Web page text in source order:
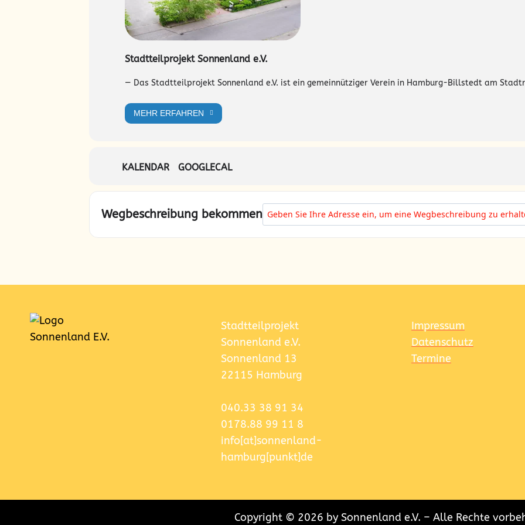
Stadtteilprojekt Sonnenland e.V.
— Das Stadtteilprojekt Sonnenland e.V. ist ein gemeinnütziger Verein in Hamburg-Billstedt am
MEHR ERFAHREN
KALENDAR GOOGLECAL
Wegbeschreibung bekommen Address - SONNEN:PLÄTZE WEITERBAUEN [HIDX4ESup]
Stadtteilprojekt
Sonnenland e.V.
Sonnenland 13
22115 Hamburg
040.33 38 91 34
0178.88 99 11 8
info[at]sonnenland-
hamburg[punkt]de
Impressum
Datenschutz
Termine
Copyright © 2026 by Sonnenland e.V. – Alle Rechte